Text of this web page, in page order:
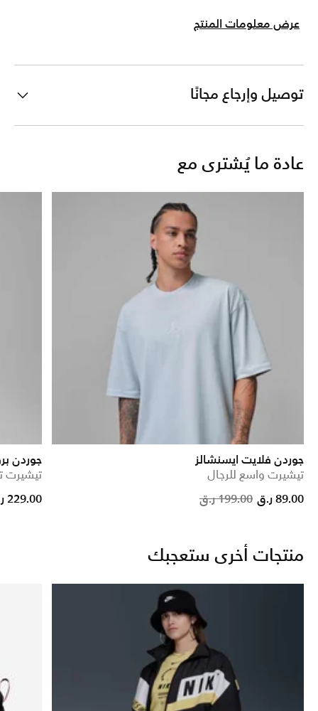
عرض معلومات المنتج
توصيل وإرجاع مجانًا
عادة ما يُشترى مع
جوردن فلايت ايسنشالز
تيشيرت واسع للرجال
199.00 ر.ق 89.00 ر.ق
جوردن
تيشيرت
229.00 ر.ق
منتجات أخرى ستعجبك